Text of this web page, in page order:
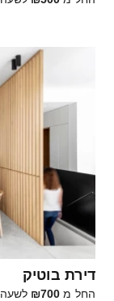
12
דירת בוטיק
החל מ ₪700 לשעה